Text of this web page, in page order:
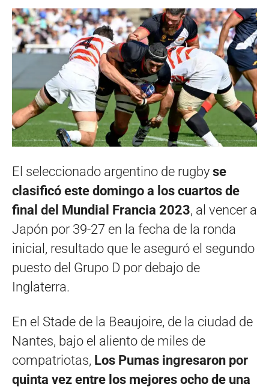
El seleccionado argentino de rugby se
clasificó este domingo a los cuartos de
final del Mundial Francia 2023, al vencer a
Japón por 39-27 en la fecha de la ronda
inicial, resultado que le aseguró el segundo
puesto del Grupo D por debajo de
Inglaterra.
En el Stade de la Beaujoire, de la ciudad de
Nantes, bajo el aliento de miles de
compatriotas, Los Pumas ingresaron por
quinta vez entre los mejores ocho de una